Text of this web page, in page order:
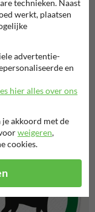
technieken. Naast
werkt, plaatsen
advertentie-
en
hier alles over ons
akkoord met de
weigeren,
cookies.